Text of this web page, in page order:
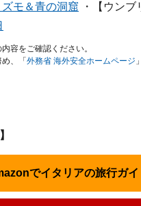
モ＆青の洞窟 ・【ウンブ
容をご確認ください。
、「 外務省 海外安全ホームページ
でイタリアの旅行ガイ